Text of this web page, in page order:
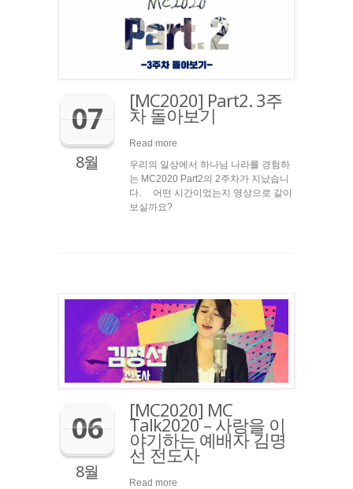
07
8월
[MC2020] Part2. 3주
차 돌아보기
Read more
우리의 일상에서 하나님 나라를 경험하
는 MC2020 Part2의 2주차가 지났습니
다. 어떤 시간이었는지 영상으로 같이
보실까요?
06
8월
[MC2020] MC
Talk2020 – 사랑을 이
야기하는 예배자 김명
선 전도사
Read more